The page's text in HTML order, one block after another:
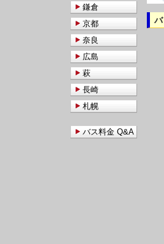
鎌倉
京都
奈良
広島
萩
長崎
札幌
バス料金 Q&A